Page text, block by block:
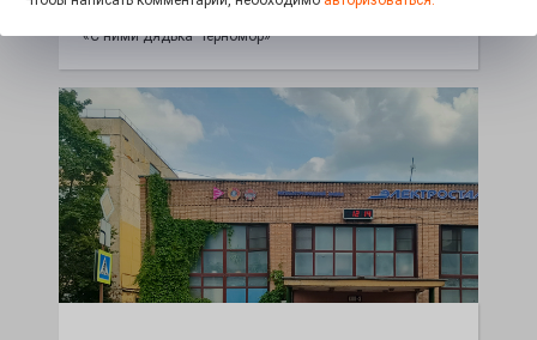
26.07.2026
«С ними дядька Черномор»